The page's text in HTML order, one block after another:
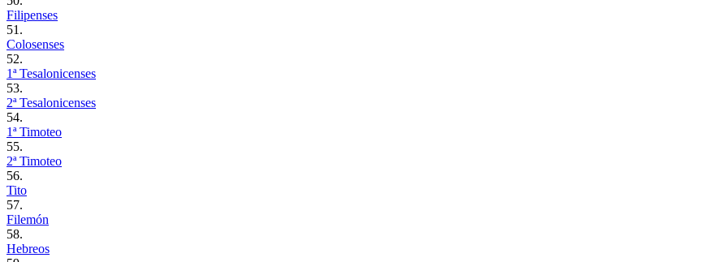
Filipenses
51.
Colosenses
52.
1ª Tesalonicenses
53.
2ª Tesalonicenses
54.
1ª Timoteo
55.
2ª Timoteo
56.
Tito
57.
Filemón
58.
Hebreos